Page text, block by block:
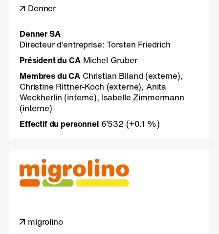
Denner
Denner SA
Directeur d’entreprise: Torsten Friedrich
Président du CAMichel Gruber
Membres du CA Christian Biland (externe),
Christine Rittner-Koch (externe), Anita
Weckherlin (interne), Isabelle Zimmermann
(interne)
Effectif du personnel6’532 (+0.1 %)
migrolino